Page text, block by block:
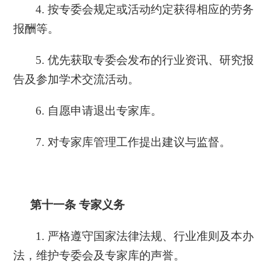
4. 按专委会规定或活动约定获得相应的劳务
报酬等。
5. 优先获取专委会发布的行业资讯、研究报
告及参加学术交流活动。
6. 自愿申请退出专家库。
7. 对专家库管理工作提出建议与监督。
第十一条 专家义务
1. 严格遵守国家法律法规、行业准则及本办
法，维护专委会及专家库的声誉。